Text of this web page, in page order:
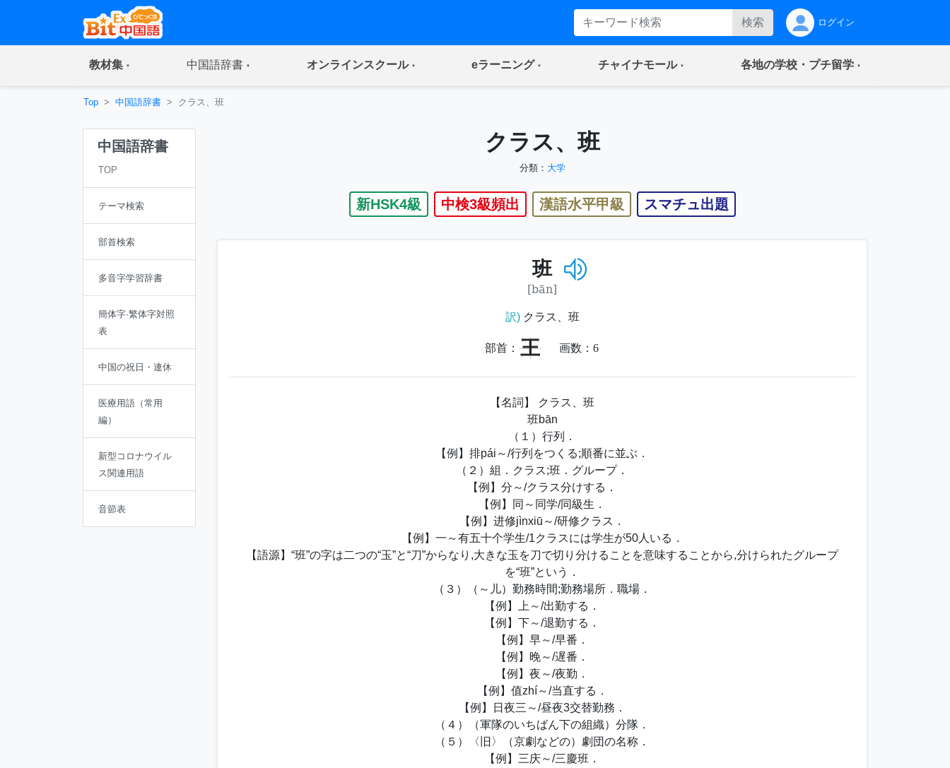
検索 ログイン
教材集(current) 中国語辞書(current) オンラインスクール(current) eラーニング(current) チャイナモール(current) 各地の学校・プチ留学(current)
Top 中国語辞書 クラス、班
中国語辞書
TOP
テーマ検索
部首検索
多音字学習辞書
簡体字·繁体字対照
表
中国の祝日・連休
医療用語（常用
編）
新型コロナウイル
ス関連用語
音節表
クラス、班
分類： 大学
新HSK4級 中検3級頻出 漢語水平甲級 スマチュ出題
班
[bān]
訳)クラス、班
部首： 王 画数： 6
【名詞】 クラス、班
班bān
（１）行列．
【例】排pái～/行列をつくる;順番に並ぶ．
（２）組．クラス;班．グループ．
【例】分～/クラス分けする．
【例】同～同学/同級生．
【例】进修jìnxiū～/研修クラス．
【例】一～有五十个学生/1クラスには学生が50人いる．
【語源】“班”の字は二つの“玉”と“刀”からなり,大きな玉を刀で切り分けることを意味することから,分けられたグループ
を“班”という．
（３）（～儿）勤務時間;勤務場所．職場．
【例】上～/出勤する．
【例】下～/退勤する．
【例】早～/早番．
【例】晚～/遅番．
【例】夜～/夜勤．
【例】值zhí～/当直する．
【例】日夜三～/昼夜3交替勤務．
（４）（軍隊のいちばん下の組織）分隊．
（５）〈旧〉（京劇などの）劇団の名称．
【例】三庆～/三慶班．